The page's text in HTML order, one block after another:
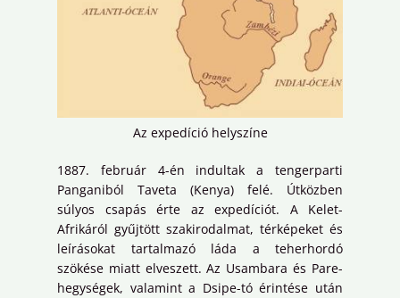
Az expedíció helyszíne
1887. február 4-én indultak a tengerparti
Panganiból Taveta (Kenya) felé. Útközben
súlyos csapás érte az expedíciót. A Kelet-
Afrikáról gyűjtött szakirodalmat, térképeket és
leírásokat tartalmazó láda a teherhordó
szökése miatt elveszett. Az Usambara és Pare-
hegységek, valamint a Dsipe-tó érintése után